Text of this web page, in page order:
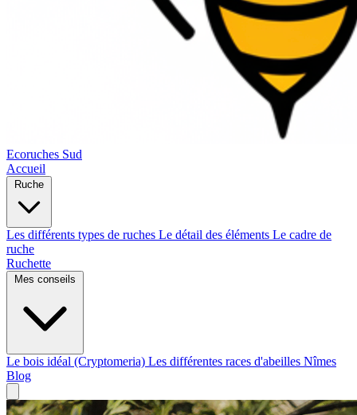
Ecoruches Sud
Accueil
Les différents types de ruches Le détail des éléments Le cadre de
ruche
Ruchette
Le bois idéal (Cryptomeria) Les différentes races d'abeilles Nîmes
Blog